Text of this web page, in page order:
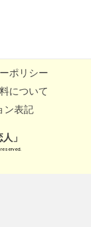
ポリシー
について
ン表記
」
reserved.